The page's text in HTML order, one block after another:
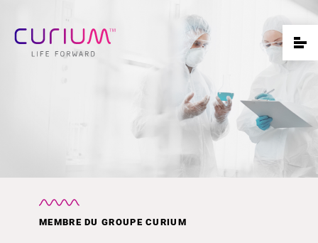
MEMBRE DU GROUPE CURIUM